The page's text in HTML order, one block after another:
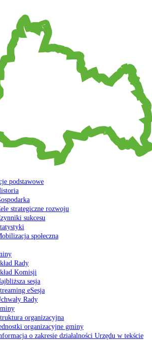
podstawowe
strategiczne rozwoju
sukcesu
społeczna
Rady
Komisji
sesja
eSesja
Rady
organizacyjna
organizacyjne gminy
o zakresie działalności Urzędu w tekście